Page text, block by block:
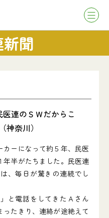
聞
連のＳＷだからこ
奈川）
ーになって約５年、民医
半がたちました。民医連
、毎日が驚きの連続でし
と電話をしてきたＡさん
たきり、連絡が途絶えて